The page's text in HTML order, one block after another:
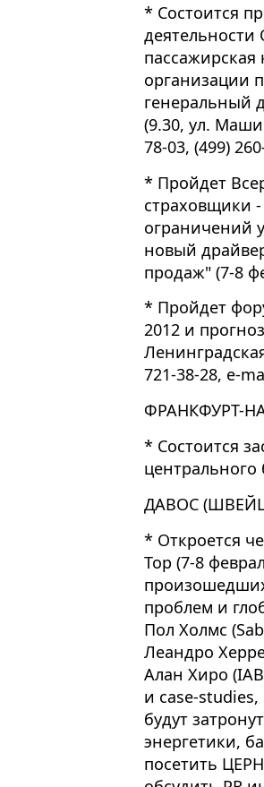
* Состоится
организации
генеральный
(9.30, ул.
78-03, (499)
* Пройдет
страховщики
ограничений
новый
продаж" (7-8
* Пройдет
2012 и
721-38-28, e-
ФРАНКФУРТ-
* Состоится
центрального
ДАВОС
* Откроется
Top (7-8
проблем и
Пол Холмс
Леандро
Алан Хиро
и case-
будут
энергетики,
посетить